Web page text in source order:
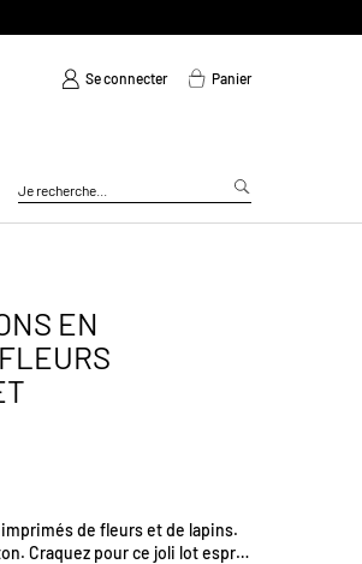
Se connecter Panier
EN
de fleurs et de lapins.
Craquez pour ce joli lot esprit